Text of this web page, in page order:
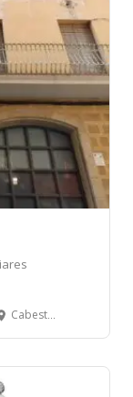
Cabestany, 11 - BARCELONA